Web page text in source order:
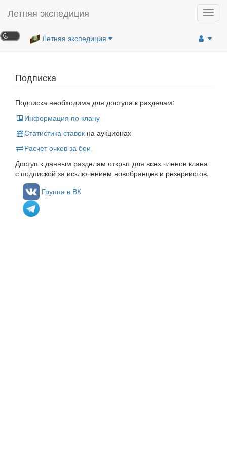
Летняя экспедиция
Летняя экспедиция
Подписка
Подписка необходима для доступа к разделам:
Информация по клану
Статистика ставок на аукционах
Расчет очков за бои
Доступ к данным разделам открыт для всех членов клана
с подпиской за исключением новобранцев и резервистов.
Группа в ВК